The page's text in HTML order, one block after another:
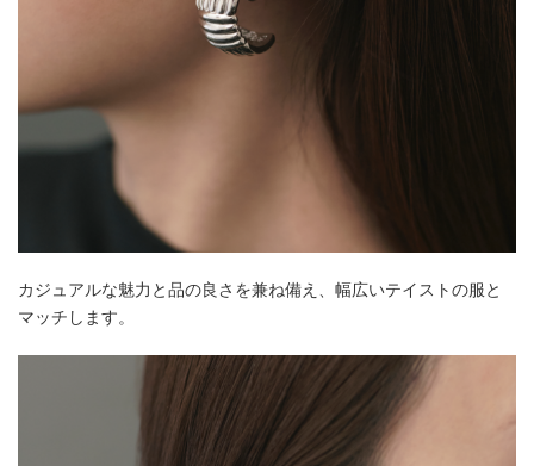
カジュアルな魅力と品の良さを兼ね備え、幅広いテイストの服と
マッチします。